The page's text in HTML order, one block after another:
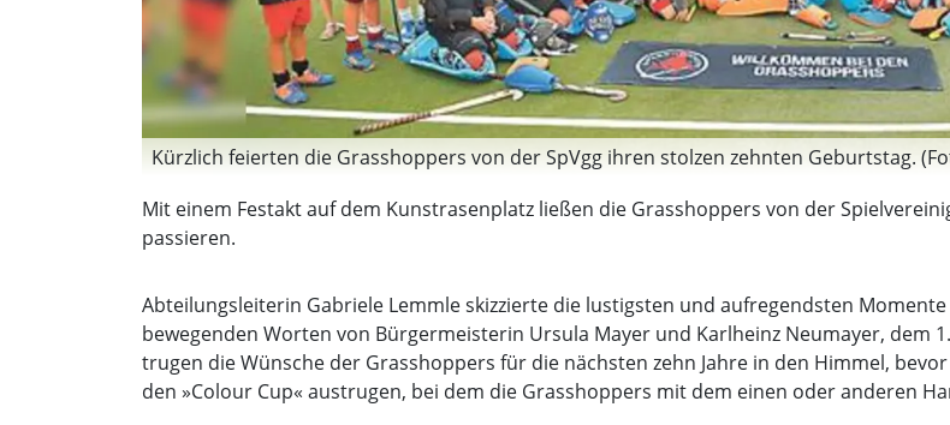
Kürzlich feierten die Grasshoppers von der SpVgg ihren stolzen zehnten Geburtstag.
Mit einem Festakt auf dem Kunstrasenplatz ließen die Grasshoppers von der
passieren.
Abteilungsleiterin Gabriele Lemmle skizzierte die lustigsten und aufregendsten
bewegenden Worten von Bürgermeisterin Ursula Mayer und Karlheinz Neumayer, dem
trugen die Wünsche der Grasshoppers für die nächsten zehn Jahre in den Himmel,
den »Colour Cup« austrugen, bei dem die Grasshoppers mit dem einen oder anderen